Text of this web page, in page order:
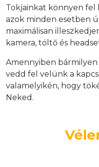
Tokjainkat könnyen fel
azok minden esetben
maximálisan
kamera, töltő és
Amennyiben
vedd fel velünk a
valamelyikén, hogy
Neked.